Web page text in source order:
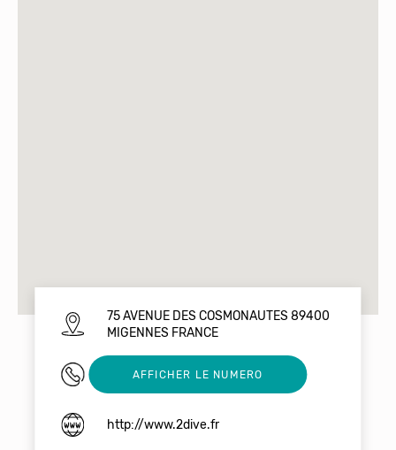
75 AVENUE DES COSMONAUTES 89400
MIGENNES FRANCE
0658006428
AFFICHER LE NUMERO
http://www.2dive.fr